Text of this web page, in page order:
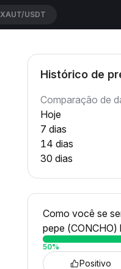
XAUT/USDT
Histórico de
Comparação de
Hoje
7 dias
14 dias
30 dias
Como você se
pepe (CONCHO)
50%
Positivo